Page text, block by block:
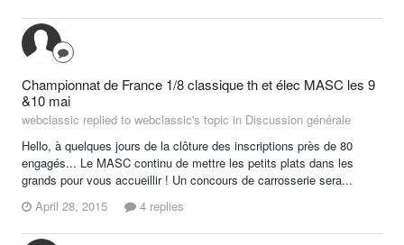
Championnat de France 1/8 classique th et élec MASC les 9
&10 mai
webclassic replied to webclassic's topic in Discussion générale
Hello, à quelques jours de la clôture des inscriptions près de 80
engagés... Le MASC continu de mettre les petits plats dans les
grands pour vous accueillir ! Un concours de carrosserie sera...
April 28, 2015
4 replies